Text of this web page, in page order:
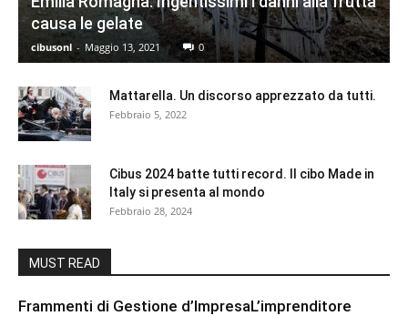
causa le gelate
cibusonl - Maggio 13, 2021 0
Mattarella. Un discorso apprezzato da tutti.
Febbraio 5, 2022
Cibus 2024 batte tutti record. Il cibo Made in
Italy si presenta al mondo
Febbraio 28, 2024
MUST READ
Frammenti di Gestione d’ImpresaL’imprenditore